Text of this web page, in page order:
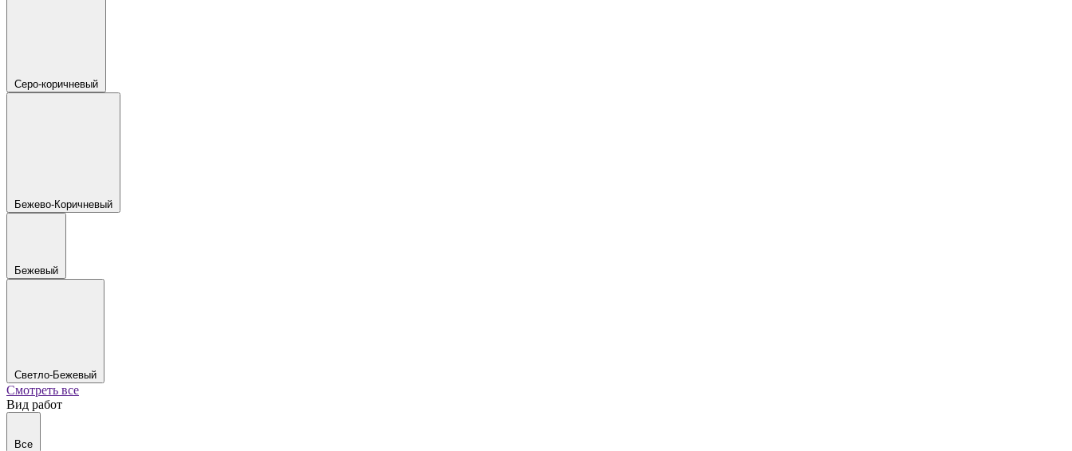
Серо-коричневый
Бежево-Коричневый
Бежевый
Светло-Бежевый
Смотреть все
Вид работ
Все